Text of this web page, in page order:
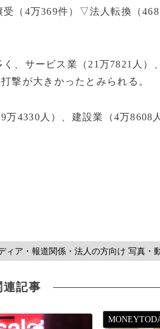
（4万369件）▽法人転換（
、サービス業（21万7821人）
撃が大きかったとみられる。
4330人）、建設業（4万8608
ィア・報道関係・法人の方向け 写真・
連記事